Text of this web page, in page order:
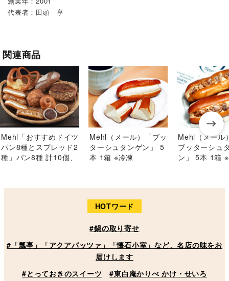
代表者：田頭 享
関連商品
Mehl「おすすめドイツ
パン8種とスプレッド2
種」パン8種 計10個、
Mehl（メール）「ブッ
ターシュタンゲン」 5
本 1箱 ※冷凍
Mehl（メール
ブッターシュ
ン」 5本 1箱
HOTワード
#鍋の取り寄せ
#「瓢亭」「アクアパッツァ」「懐石小室」など、名店の味をお
届けします
#とっておきのスイーツ
#東白庵かりべ かけ・せいろ